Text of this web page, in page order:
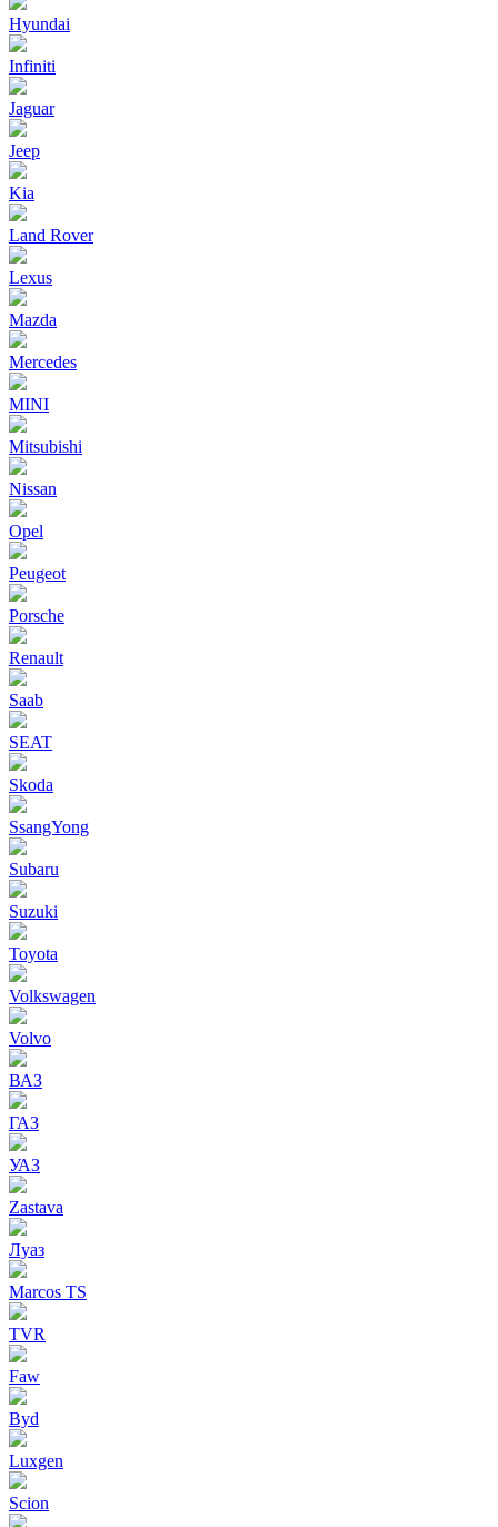
Hyundai
Infiniti
Jaguar
Jeep
Kia
Land Rover
Lexus
Mazda
Mercedes
MINI
Mitsubishi
Nissan
Opel
Peugeot
Porsche
Renault
Saab
SEAT
Skoda
SsangYong
Subaru
Suzuki
Toyota
Volkswagen
Volvo
ВАЗ
ГАЗ
УАЗ
Zastava
Луаз
Marcos TS
TVR
Faw
Byd
Luxgen
Scion